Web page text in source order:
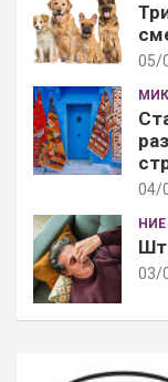
05/
04/
НИЕ
03/